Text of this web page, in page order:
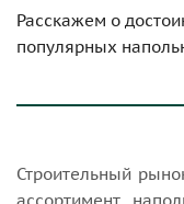
Расскажем о
популярных
Строительный
ассортимент